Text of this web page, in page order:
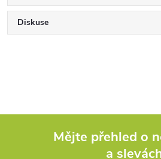
Diskuse
Mějte přehled o
a